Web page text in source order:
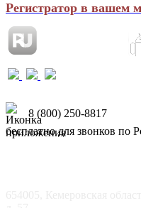
Регистратор в вашем
8 (800) 250-8817
бесплатно для звонков по